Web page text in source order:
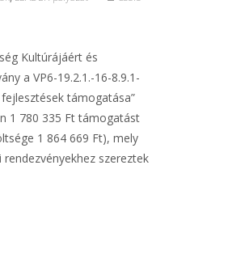
Kultúrájáért és
a VP6-19.2.1.-16-8.9.1-
támogatása”
1 780 335 Ft támogatást
1 864 669 Ft), mely
szereztek